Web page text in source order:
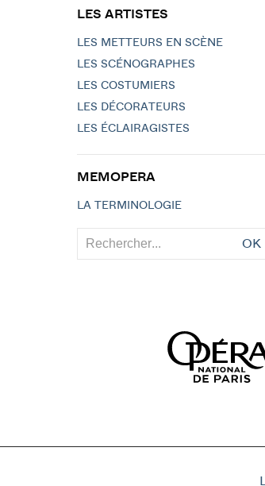
LES ARTISTES
LES METTEURS EN SCÈNE
LES SCÉNOGRAPHES
LES COSTUMIERS
LES DÉCORATEURS
LES ÉCLAIRAGISTES
MEMOPERA
LA TERMINOLOGIE
OK